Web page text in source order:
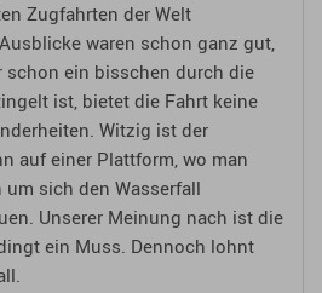
Zugfahrten der Welt
waren schon ganz gut,
schon ein bisschen durch die
ist, bietet die Fahrt keine
Witzig ist der
auf einer Plattform, wo man
sich den Wasserfall
Unserer Meinung nach ist die
ein Muss. Dennoch lohnt